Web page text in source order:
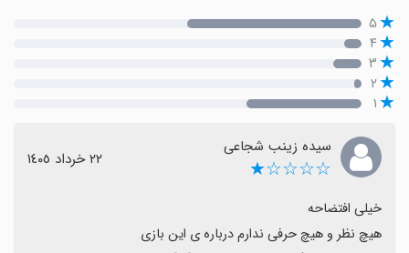
۵
۴
۳
۲
۱
سیده زینب شجاعی
☆☆☆☆★ ٢٢ خرداد ١٤٠٥